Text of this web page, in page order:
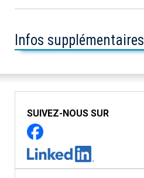
Infos supplémentaires
SUIVEZ-NOUS SUR